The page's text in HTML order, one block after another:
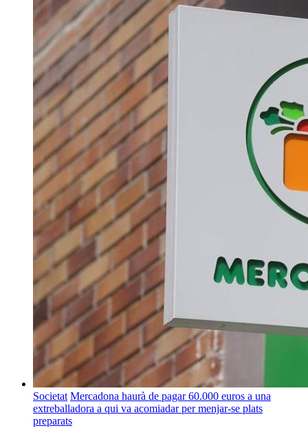
Societat Mercadona haurà de pagar 60.000 euros a una
extreballadora a qui va acomiadar per menjar-se plats
preparats